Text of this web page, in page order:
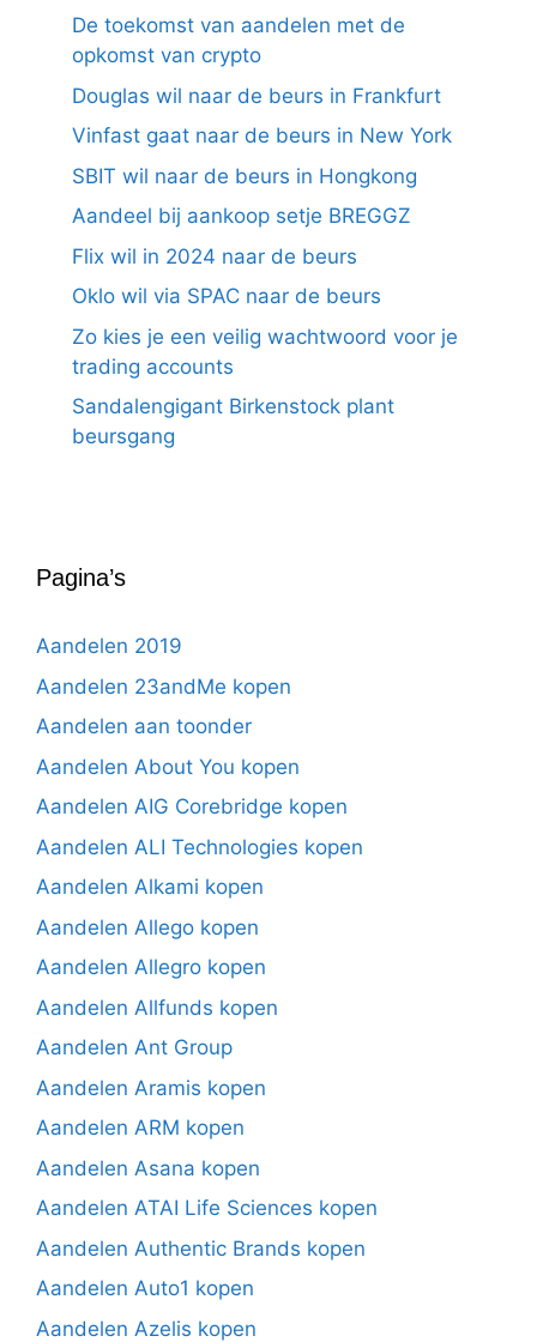
De toekomst van aandelen met de
opkomst van crypto
Douglas wil naar de beurs in Frankfurt
Vinfast gaat naar de beurs in New York
SBIT wil naar de beurs in Hongkong
Aandeel bij aankoop setje BREGGZ
Flix wil in 2024 naar de beurs
Oklo wil via SPAC naar de beurs
Zo kies je een veilig wachtwoord voor je
trading accounts
Sandalengigant Birkenstock plant
beursgang
Pagina’s
Aandelen 2019
Aandelen 23andMe kopen
Aandelen aan toonder
Aandelen About You kopen
Aandelen AIG Corebridge kopen
Aandelen ALI Technologies kopen
Aandelen Alkami kopen
Aandelen Allego kopen
Aandelen Allegro kopen
Aandelen Allfunds kopen
Aandelen Ant Group
Aandelen Aramis kopen
Aandelen ARM kopen
Aandelen Asana kopen
Aandelen ATAI Life Sciences kopen
Aandelen Authentic Brands kopen
Aandelen Auto1 kopen
Aandelen Azelis kopen